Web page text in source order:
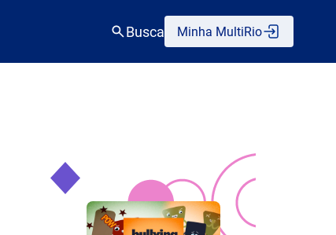
Busca Minha MultiRio